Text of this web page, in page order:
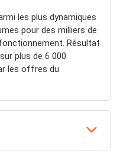
les plus dynamiques
pour des milliers de
Résultat
plus de 6 000
les offres du